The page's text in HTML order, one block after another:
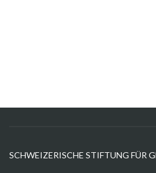
SCHWEIZERISCHE STIFTUNG FÜR